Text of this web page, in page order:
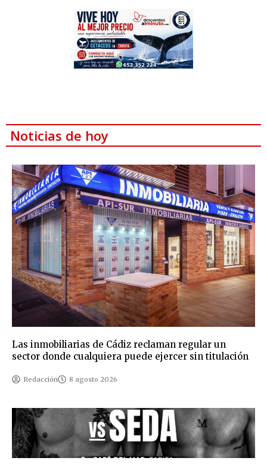
Noticias de hoy
Las inmobiliarias de Cádiz reclaman regular un
sector donde cualquiera puede ejercer sin titulación
Redacción 8 agosto 2026